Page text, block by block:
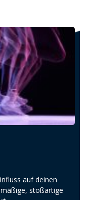
auf deinen
stoßartige